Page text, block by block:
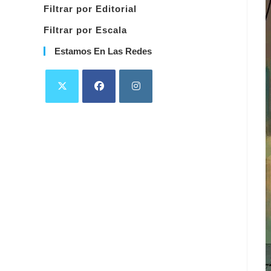
Filtrar por Editorial
Filtrar por Escala
Estamos En Las Redes